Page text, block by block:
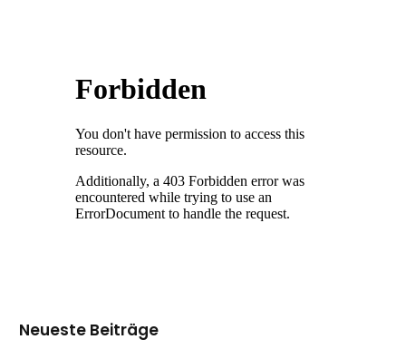
Neueste Beiträge